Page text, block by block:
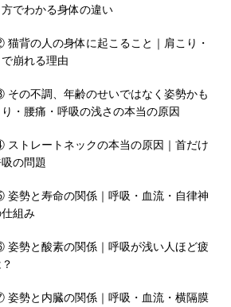
でわかる身体の違い
背の人の身体に起こること｜肩こり・
崩れる理由
その不調、年齢のせいではなく姿勢かも
・腰痛・呼吸の浅さの本当の原因
ストレートネックの本当の原因｜首だけ
の問題
姿勢と寿命の関係｜呼吸・血流・自律神
組み
姿勢と酸素の関係｜呼吸が浅い人ほど疲
姿勢と内臓の関係｜呼吸・血流・横隔膜